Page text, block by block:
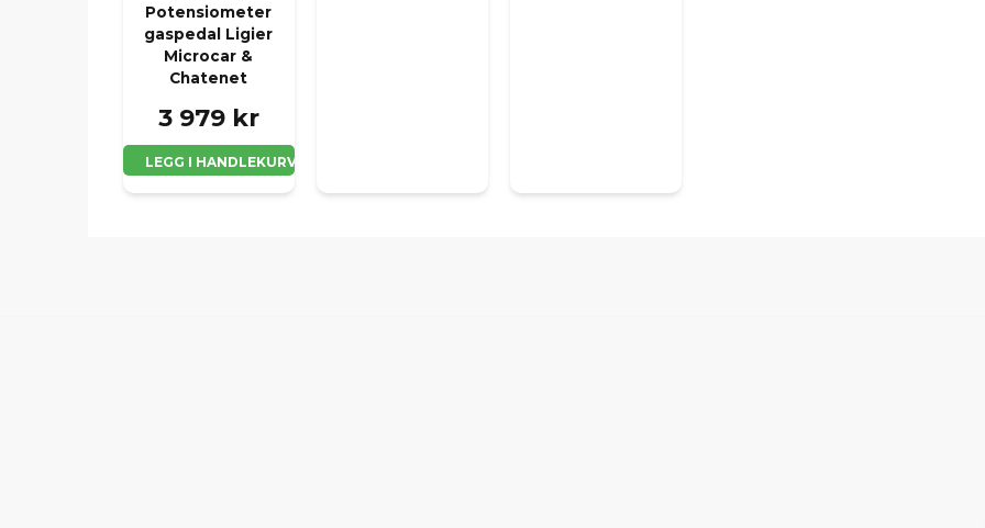
Potensiometer
gaspedal Ligier
Microcar &
Chatenet
3 979 kr
LEGG I HANDLEKURV